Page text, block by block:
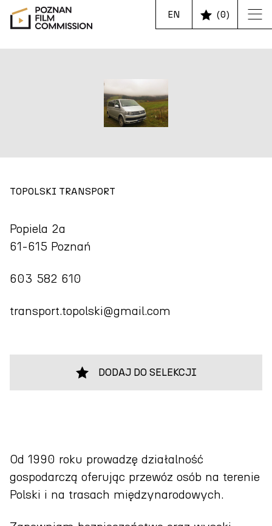
EN (0)
TOPOLSKI TRANSPORT
Popiela 2a
61-615 Poznań
603 582 610
transport.topolski@gmail.com
DODAJ DO SELEKCJI
Od 1990 roku prowadzę działalność
gospodarczą oferując przewóz osób na terenie
Polski i na trasach międzynarodowych.